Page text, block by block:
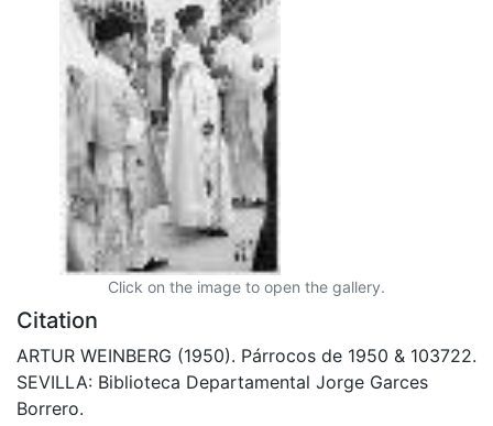
Click on the image to open the gallery.
Citation
ARTUR WEINBERG (1950). Párrocos de 1950 & 103722.
SEVILLA: Biblioteca Departamental Jorge Garces
Borrero.